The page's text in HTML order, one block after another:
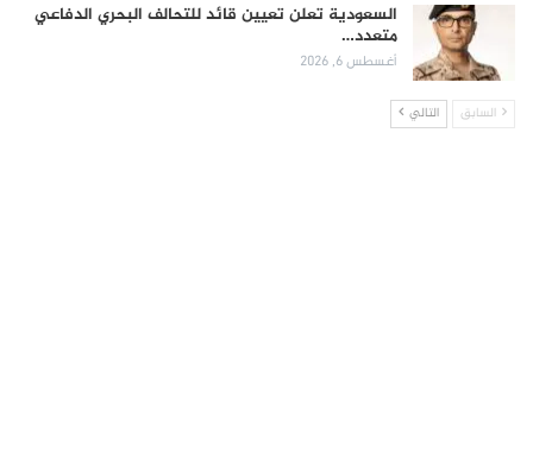
السعودية تعلن تعيين قائد للتحالف البحري الدفاعي
متعدد…
أغسطس 6, 2026
السابق التالي